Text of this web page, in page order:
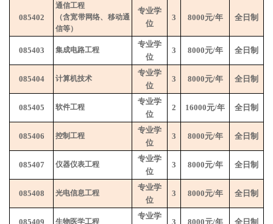
085402
通信工程
（含宽带网络、移动通
信等）
专业学
位
3 8000元/年 全日制
085403 集成电路工程
专业学
位
3 8000元/年 全日制
085404 计算机技术
专业学
位
3 8000元/年 全日制
085405 软件工程
专业学
位
2 16000元/年 全日制
085406 控制工程
专业学
位
3 8000元/年 全日制
085407 仪器仪表工程
专业学
位
3 8000元/年 全日制
085408 光电信息工程
专业学
位
3 8000元/年 全日制
085409 生物医学工程
专业学
3 8000元/年 全日制